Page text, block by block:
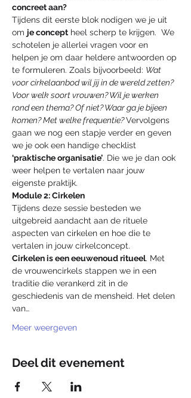
concreet aan?
Tijdens dit eerste blok nodigen we je uit
om je concept heel scherp te krijgen.  We
schotelen je allerlei vragen voor en
helpen je om daar heldere antwoorden op
te formuleren. Zoals bijvoorbeeld: Wat
voor cirkelaanbod wil jij in de wereld zetten?
Voor welk soort vrouwen? Wil je werken
rond een thema? Of niet? Waar ga je bijeen
komen? Met welke frequentie? Vervolgens
gaan we nog een stapje verder en geven
we je ook een handige checklist
‘praktische organisatie’. Die we je dan ook
weer helpen te vertalen naar jouw
eigenste praktijk.
Module 2: Cirkelen
Tijdens deze sessie besteden we
uitgebreid aandacht aan de rituele
aspecten van cirkelen en hoe die te
Cirkelen is een eeuwenoud ritueel. Met
de vrouwencirkels stappen we in een
traditie die verankerd zit in de
geschiedenis van de mensheid. Het delen
van…
Meer weergeven
Deel dit evenement